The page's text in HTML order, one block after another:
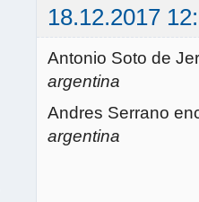
18.12.2017
Antonio Soto de
argentina
Andres Serrano
argentina